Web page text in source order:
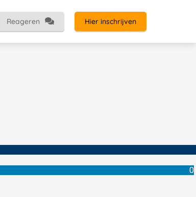
Reageren Hier inschrijven
0